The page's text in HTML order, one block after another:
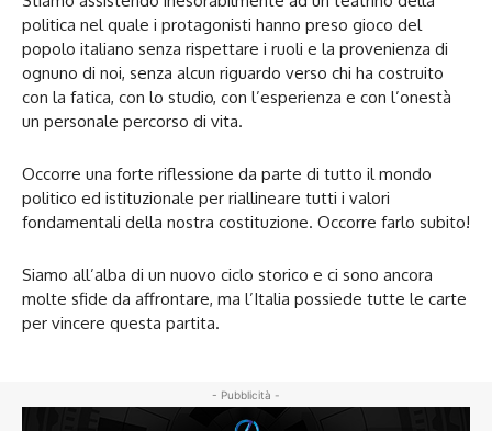
politica nel quale i protagonisti hanno preso gioco del
popolo italiano senza rispettare i ruoli e la provenienza di
ognuno di noi, senza alcun riguardo verso chi ha costruito
con la fatica, con lo studio, con l’esperienza e con l’onestà
un personale percorso di vita.
Occorre una forte riflessione da parte di tutto il mondo
politico ed istituzionale per riallineare tutti i valori
fondamentali della nostra costituzione. Occorre farlo subito!
Siamo all’alba di un nuovo ciclo storico e ci sono ancora
molte sfide da affrontare, ma l’Italia possiede tutte le carte
per vincere questa partita.
- Pubblicità -